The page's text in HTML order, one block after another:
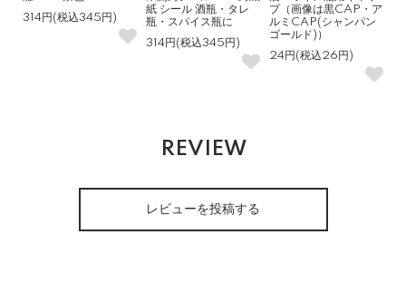
314円(税込345円)
紙 シール 酒瓶・タレ
瓶・スパイス瓶に
314円(税込345円)
プ（画像は黒CAP・ア
ルミCAP(シャンパン
ゴールド)）
24円(税込26円)
REVIEW
レビューを投稿する